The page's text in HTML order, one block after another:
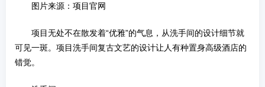
图片来源：项目官网
项目无处不在散发着“优雅”的气息，从洗手间的设计细节就
可见一斑。项目洗手间复古文艺的设计让人有种置身高级酒店的
错觉。